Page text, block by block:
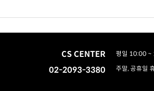
CS CENTER
02-2093-3380
평일 10:00 ~
주말, 공휴일